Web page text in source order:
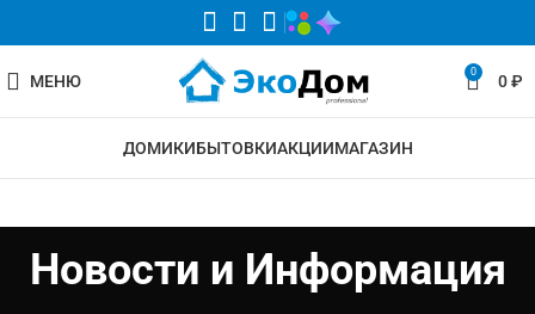
МЕНЮ 0 0₽
ДОМИКИБЫТОВКИАКЦИИМАГАЗИН
Новости и Информация